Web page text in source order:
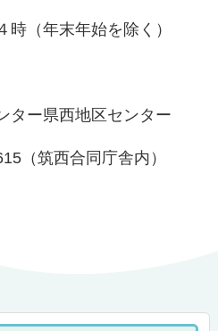
（年末年始を除く）
ー県西地区センター
（筑西合同庁舎内）